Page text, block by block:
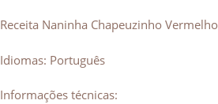
Receita Naninha Chapeuzinho Vermelho
Idiomas: Português
Informações técnicas: